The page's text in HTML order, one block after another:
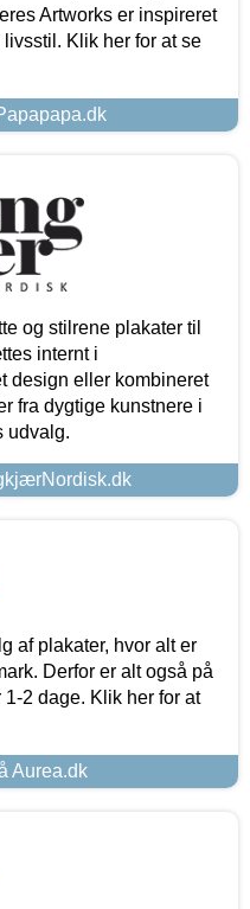
Artworks er inspireret
Klik her for at se
og stilrene plakater til
internt i
design eller kombineret
fra dygtige kunstnere i
udvalg.
af plakater, hvor alt er
Derfor er alt også på
1-2 dage. Klik her for at
Aurea.dk